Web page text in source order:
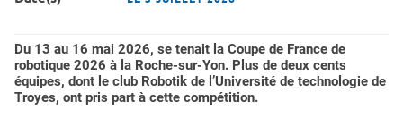
Du 13 au 16 mai 2026, se tenait la Coupe de France de
robotique 2026 à la Roche-sur-Yon. Plus de deux cents
équipes, dont le club Robotik de l’Université de technologie de
Troyes, ont pris part à cette compétition.